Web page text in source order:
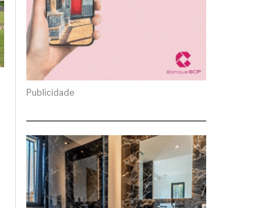
Publicidade